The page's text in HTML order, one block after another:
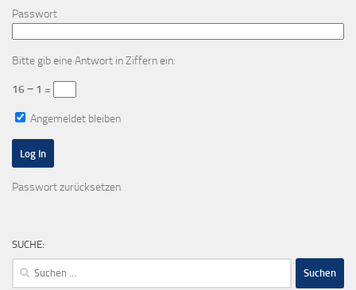
Passwort
Bitte gib eine Antwort in Ziffern ein:
16 − 1 =
Angemeldet bleiben
Passwort zurücksetzen
SUCHE:
Suchen